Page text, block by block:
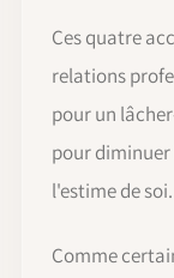
Ces quatre
relations
pour un
pour
l'estime de soi.
Comme